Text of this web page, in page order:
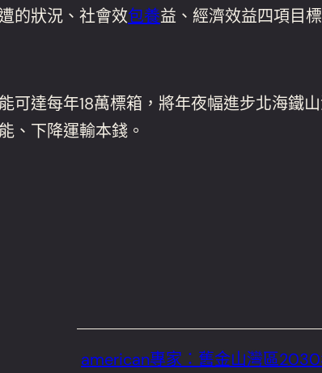
的狀況、社會效包養益、經濟效益四項目標
達每年18萬標箱，將年夜幅進步北海鐵
、下降運輸本錢。
american專家：舊金山灣區